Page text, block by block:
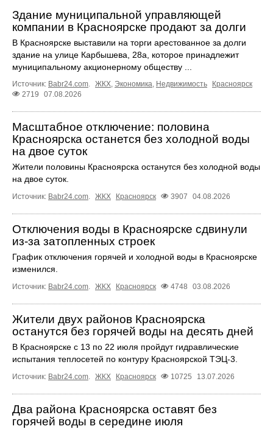
Здание муниципальной управляющей
компании в Красноярске продают за долги
В Красноярске выставили на торги арестованное за долги
здание на улице Карбышева, 28а, которое принадлежит
муниципальному акционерному обществу ...
Источник: Babr24.com. ЖКХ, Экономика, Недвижимость
Красноярск
2719
07.08.2026
Масштабное отключение: половина
Красноярска останется без холодной воды
на двое суток
Жители половины Красноярска останутся без холодной воды
на двое суток.
Источник: Babr24.com. ЖКХ Красноярск 3907 04.08.2026
Отключения воды в Красноярске сдвинули
из-за затопленных строек
График отключения горячей и холодной воды в Красноярске
изменился.
Источник: Babr24.com. ЖКХ Красноярск 4748 03.08.2026
Жители двух районов Красноярска
останутся без горячей воды на десять дней
В Красноярске с 13 по 22 июля пройдут гидравлические
испытания теплосетей по контуру Красноярской ТЭЦ-3.
Источник: Babr24.com. ЖКХ Красноярск 10725 13.07.2026
Два района Красноярска оставят без
горячей воды в середине июля